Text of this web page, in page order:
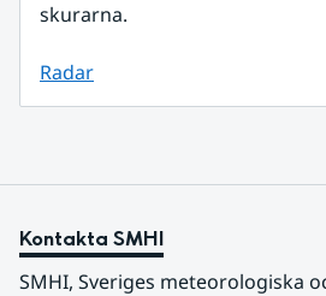
skurarna.
Radar
Kontakta SMHI
SMHI, Sveriges meteorologiska